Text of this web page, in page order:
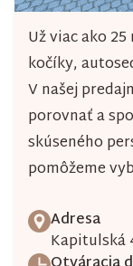
Už viac ako
kočíky,
V našej
porovnať a
skúseného
pomôžeme
Adresa
Kapitulská